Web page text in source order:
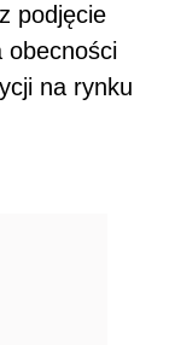
podjęcie
obecności
na rynku